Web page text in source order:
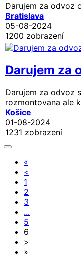
Darujem za odvoz
Bratislava
05-08-2024
1200 zobrazení
Darujem za
Darujem za odvoz
rozmontovana ale
Košice
01-08-2024
1231 zobrazení
«
<
1
2
3
...
5
6
>
»